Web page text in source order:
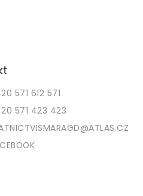
@ATLAS.CZ
571 612 571
571 423 423